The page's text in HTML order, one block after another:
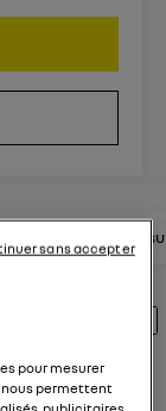
pour mesurer
nous permettent
sans accepter